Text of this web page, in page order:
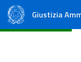
Giustizia